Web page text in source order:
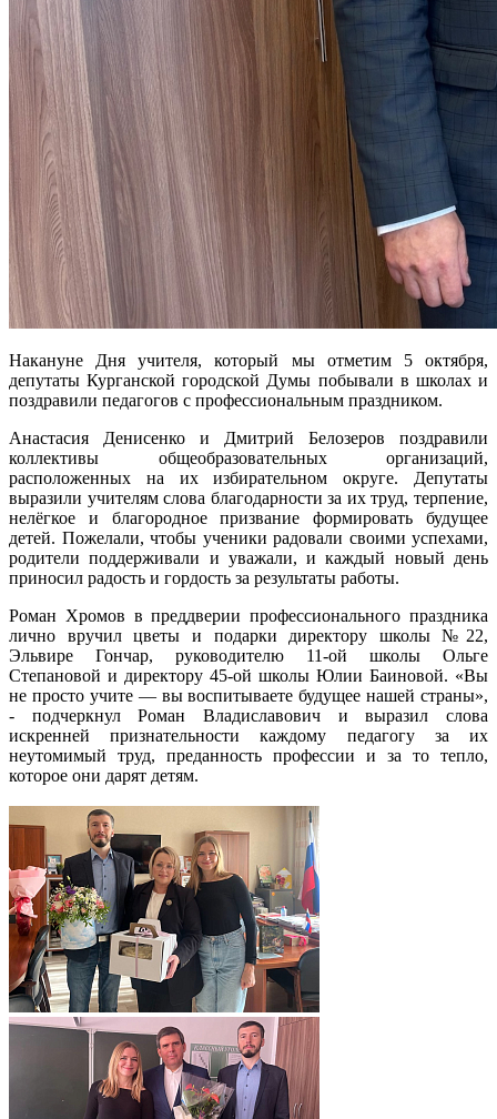
Накануне Дня учителя, который мы отметим 5 октября,
депутаты Курганской городской Думы побывали в школах и
поздравили педагогов с профессиональным праздником.
Анастасия Денисенко и Дмитрий Белозеров поздравили
коллективы общеобразовательных организаций,
расположенных на их избирательном округе. Депутаты
выразили учителям слова благодарности за их труд, терпение,
нелёгкое и благородное призвание формировать будущее
детей. Пожелали, чтобы ученики радовали своими успехами,
родители поддерживали и уважали, и каждый новый день
приносил радость и гордость за результаты работы.
Роман Хромов в преддверии профессионального праздника
лично вручил цветы и подарки директору школы №22,
Эльвире Гончар, руководителю 11-ой школы Ольге
Степановой и директору 45-ой школы Юлии Баиновой. «Вы
не просто учите — вы воспитываете будущее нашей страны»,
- подчеркнул Роман Владиславович и выразил слова
искренней признательности каждому педагогу за их
неутомимый труд, преданность профессии и за то тепло,
которое они дарят детям.